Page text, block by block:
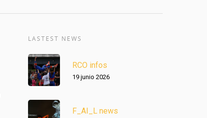
LASTEST NEWS
RCO infos
19 junio 2026
F_AI_L news